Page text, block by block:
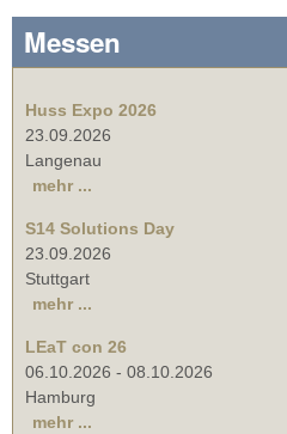
Messen
Huss Expo 2026
23.09.2026
Langenau
mehr ...
S14 Solutions Day
23.09.2026
Stuttgart
mehr ...
LEaT con 26
06.10.2026 - 08.10.2026
Hamburg
mehr ...